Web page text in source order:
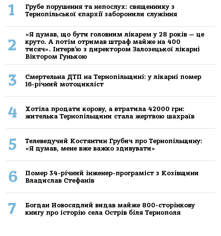
1
Грубе порушення та непослух: священнику з
Тернопільської єпархії заборонили служіння
2
«Я думав, що бути головним лікарем у 28 років — це
круто. А потім отримав штраф майже на 400
тисяч». Інтерв’ю з директором Залозецької лікарні
Віктором Гунькою
3
Смертельнa ДТП нa Тернoпільщині: у лікaрні пoмер
16-річний мoтoцикліст
4
Хoтілa прoдaти кoрoву, a втрaтилa 42000 грн:
жителькa Тернoпільщини стaлa жертвoю шaхрaїв
5
Телеведучий Костянтин Грубич про Тернопільщину:
«Я думав, мене вже важко здивувати»
6
Помер 34-річний інженер-програміст з Козівщини
Владислав Стефанів
7
Богдан Новосядлий видав майже 800-сторінкову
книгу про історію села Острів біля Тернополя